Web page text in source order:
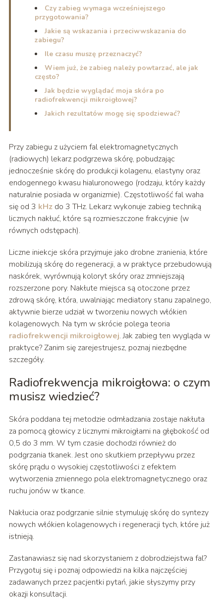
Czy zabieg wymaga wcześniejszego
przygotowania?
Jakie są wskazania i przeciwwskazania do
zabiegu?
Ile czasu muszę przeznaczyć?
Wiem już, że zabieg należy powtarzać, ale jak
często?
Jak będzie wyglądać moja skóra po
radiofrekwencji mikroigłowej?
Jakich rezultatów mogę się spodziewać?
Przy zabiegu z użyciem fal elektromagnetycznych
(radiowych) lekarz podgrzewa skórę, pobudzając
jednocześnie skórę do produkcji kolagenu, elastyny oraz
endogennego kwasu hialuronowego (rodzaju, który każdy
naturalnie posiada w organizmie). Częstotliwość fal waha
się od 3 kHzdo 3 THz. Lekarz wykonuje zabieg techniką
licznych nakłuć, które są rozmieszczone frakcyjnie (w
równych odstępach).
Liczne iniekcje skóra przyjmuje jako drobne zranienia, które
mobilizują skórę do regeneracji, a w praktyce przebudowują
naskórek, wyrównują koloryt skóry oraz zmniejszają
rozszerzone pory. Nakłute miejsca są otoczone przez
zdrową skórę, która, uwalniając mediatory stanu zapalnego,
aktywnie bierze udział w tworzeniu nowych włókien
kolagenowych. Na tym w skrócie polega teoria
radiofrekwencji mikroigłowej. Jak zabieg ten wygląda w
praktyce? Zanim się zarejestrujesz, poznaj niezbędne
szczegóły.
Radiofrekwencja mikroigłowa: o czym
musisz wiedzieć?
Skóra poddana tej metodzie odmładzania zostaje nakłuta
za pomocą głowicy z licznymi mikroigłami na głębokość od
0,5 do 3 mm. W tym czasie dochodzi również do
podgrzania tkanek. Jest ono skutkiem przepływu przez
skórę prądu o wysokiej częstotliwości z efektem
wytworzenia zmiennego pola elektromagnetycznego oraz
ruchu jonów w tkance.
Nakłucia oraz podgrzanie silnie stymuluję skórę do syntezy
nowych włókien kolagenowych i regeneracji tych, które już
istnieją.
Zastanawiasz się nad skorzystaniem z dobrodziejstwa fal?
Przygotuj się i poznaj odpowiedzi na kilka najczęściej
zadawanych przez pacjentki pytań, jakie słyszymy przy
okazji konsultacji.